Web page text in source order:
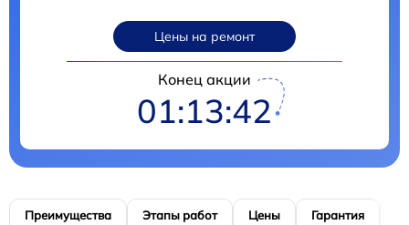
Цены на ремонт
Конец акции
01:13:40
Преимущества Этапы работ Цены Гарантия